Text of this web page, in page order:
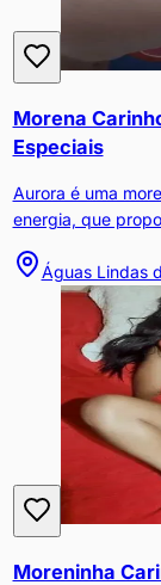
Morena
Especiais
Aurora é uma
energia, que
Águas Lindas
Moreninha